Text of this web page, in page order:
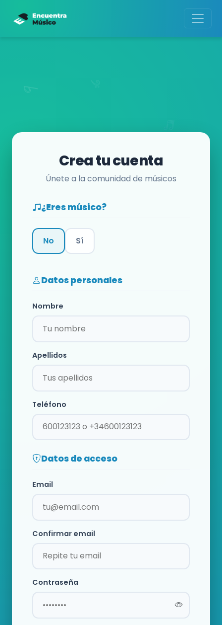
Crea tu cuenta
Únete a la comunidad de músicos
¿Eres músico?
No Sí
Datos personales
Nombre
Apellidos
Teléfono
Datos de acceso
Email
Confirmar email
Contraseña